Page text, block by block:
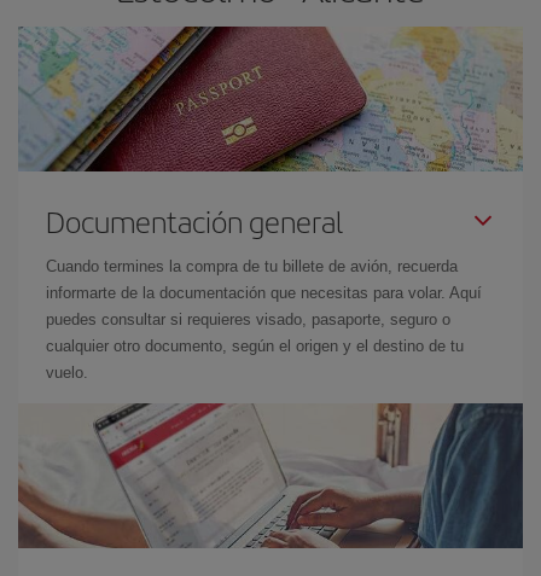
Documentación general
Cuando termines la compra de tu billete de avión, recuerda
informarte de la documentación que necesitas para volar. Aquí
puedes consultar si requieres visado, pasaporte, seguro o
cualquier otro documento, según el origen y el destino de tu
vuelo.